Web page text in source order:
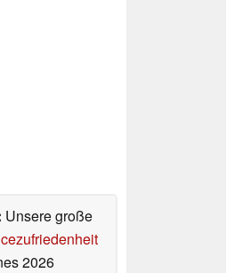
Unsere große
2026